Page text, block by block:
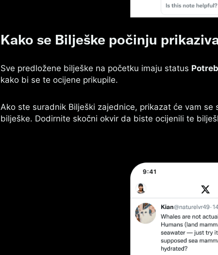
Kako se Bilješke počinju
Sve predložene bilješke na početku imaju status
kako bi se te ocijene prikupile.
Ako ste suradnik Bilješki zajednice, prikazat će vam
bilješke. Dodirnite skočni okvir da biste ocijenili te